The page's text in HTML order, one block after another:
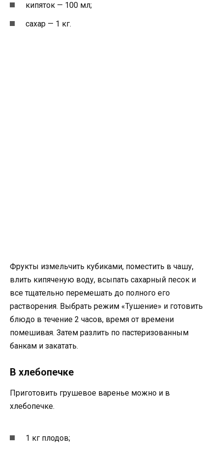
кипяток — 100 мл;
сахар — 1 кг.
Фрукты измельчить кубиками, поместить в чашу,
влить кипяченую воду, всыпать сахарный песок и
все тщательно перемешать до полного его
растворения. Выбрать режим «Тушение» и готовить
блюдо в течение 2 часов, время от времени
помешивая. Затем разлить по пастеризованным
банкам и закатать.
В хлебопечке
Приготовить грушевое варенье можно и в
хлебопечке.
1 кг плодов;